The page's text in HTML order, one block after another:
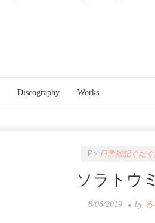
Discography Works
日常雑記ぐだ
ソラトウ
8/06/2019 by